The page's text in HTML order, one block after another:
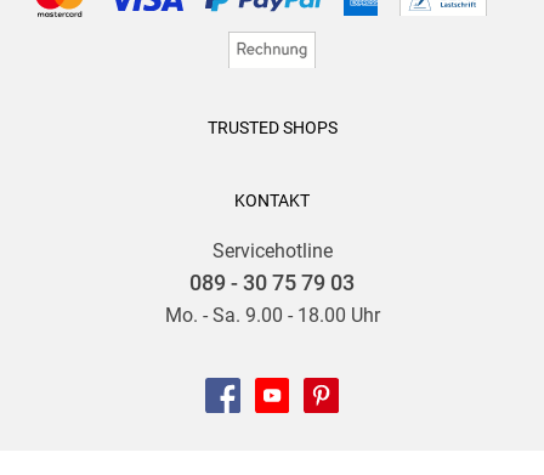
TRUSTED SHOPS
KONTAKT
Servicehotline
089 - 30 75 79 03
Mo. - Sa. 9.00 - 18.00 Uhr